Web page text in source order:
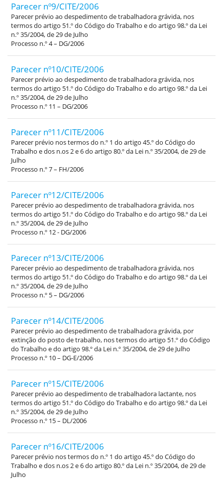
Parecer nº9/CITE/2006
Parecer prévio ao despedimento de trabalhadora grávida, nos
termos do artigo 51.º do Código do Trabalho e do artigo 98.º da Lei
n.º 35/2004, de 29 de Julho
Processo n.º 4 – DG/2006
Parecer nº10/CITE/2006
Parecer prévio ao despedimento de trabalhadora grávida, nos
termos do artigo 51.º do Código do Trabalho e do artigo 98.º da Lei
n.º 35/2004, de 29 de Julho
Processo n.º 11 – DG/2006
Parecer nº11/CITE/2006
Parecer prévio nos termos do n.º 1 do artigo 45.º do Código do
Trabalho e dos n.os 2 e 6 do artigo 80.º da Lei n.º 35/2004, de 29 de
Julho
Processo n.º 7 – FH/2006
Parecer nº12/CITE/2006
Parecer prévio ao despedimento de trabalhadora grávida, nos
termos do artigo 51.º do Código do Trabalho e do artigo 98.º da Lei
n.º 35/2004, de 29 de Julho
Processo n.º 12 - DG/2006
Parecer nº13/CITE/2006
Parecer prévio ao despedimento de trabalhadora grávida, nos
termos do artigo 51.º do Código do Trabalho e do artigo 98.º da Lei
n.º 35/2004, de 29 de Julho
Processo n.º 5 – DG/2006
Parecer nº14/CITE/2006
Parecer prévio ao despedimento de trabalhadora grávida, por
extinção do posto de trabalho, nos termos do artigo 51.º do Código
do Trabalho e do artigo 98.º da Lei n.º 35/2004, de 29 de Julho
Processo n.º 10 – DG-E/2006
Parecer nº15/CITE/2006
Parecer prévio ao despedimento de trabalhadora lactante, nos
termos do artigo 51.º do Código do Trabalho e do artigo 98.º da Lei
n.º 35/2004, de 29 de Julho
Processo n.º 15 – DL/2006
Parecer nº16/CITE/2006
Parecer prévio nos termos do n.º 1 do artigo 45.º do Código do
Trabalho e dos n.os 2 e 6 do artigo 80.º da Lei n.º 35/2004, de 29 de
Julho